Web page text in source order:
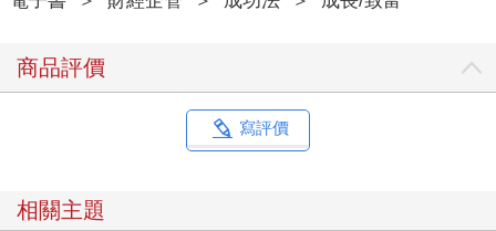
堅持抑制當下的享樂本能，願意承受大大小小的犧牲。華倫．巴
菲特至今仍然住在一九五八年以三萬一千五百美金買下、位於奧
馬哈的一間只有五個房間的房子。還有一則傳聞說，他曾經住在
一間沒有門的簡陋房子，結果遭到入室竊盜。華倫．巴菲特從小
英會長自從韓國科學技術院（KAIST） 建校以來，總共捐贈了七
商品評價
寫評價
相關主題